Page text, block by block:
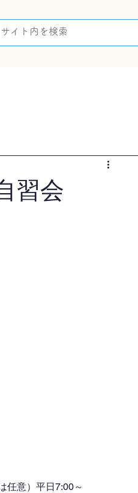
習会
任意）平日7:00～